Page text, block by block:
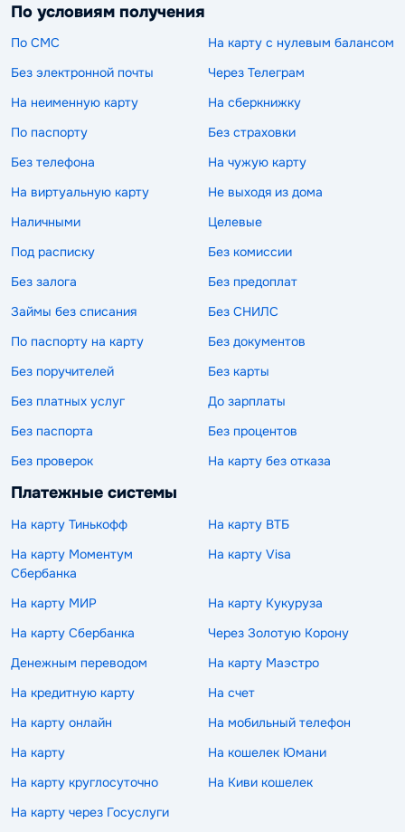
По условиям получения
По СМС
На карту с нулевым балансом
Без электронной почты
Через Телеграм
На неименную карту
На сберкнижку
По паспорту
Без страховки
Без телефона
На чужую карту
На виртуальную карту
Не выходя из дома
Наличными
Целевые
Под расписку
Без комиссии
Без залога
Без предоплат
Займы без списания
Без СНИЛС
По паспорту на карту
Без документов
Без поручителей
Без карты
Без платных услуг
До зарплаты
Без паспорта
Без процентов
Без проверок
На карту без отказа
Платежные системы
На карту Тинькофф
На карту ВТБ
На карту Моментум
Сбербанка
На карту Visa
На карту МИР
На карту Кукуруза
На карту Сбербанка
Через Золотую Корону
Денежным переводом
На карту Маэстро
На кредитную карту
На счет
На карту онлайн
На мобильный телефон
На карту
На кошелек Юмани
На карту круглосуточно
На Киви кошелек
На карту через Госуслуги